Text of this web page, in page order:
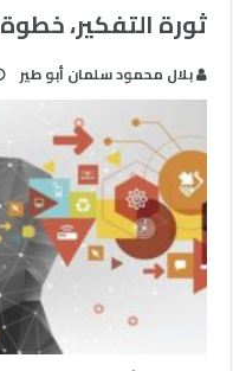
ثورة التفكير،
بلال محمود سلمان أبو طير